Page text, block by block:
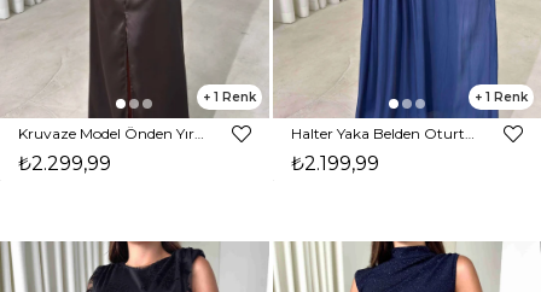
1
₺2.299,99
1
₺2.199,99